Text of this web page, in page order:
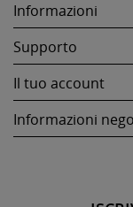
Informazioni
Supporto
Il tuo account
Informazioni